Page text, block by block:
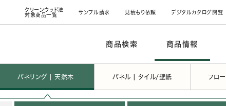
クリーンウッド法
対象商品一覧
サンプル請求 見積もり依頼 デジタルカタログ閲覧
商品検索 商品情報
パネリング | 天然木 パネル | タイル/壁紙 フロ